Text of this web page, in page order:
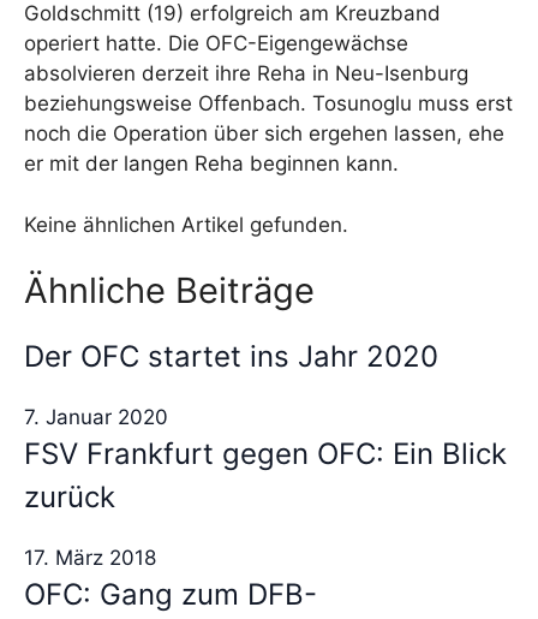
Goldschmitt (19) erfolgreich am Kreuzband
operiert hatte. Die OFC-Eigengewächse
absolvieren derzeit ihre Reha in Neu-Isenburg
beziehungsweise Offenbach. Tosunoglu muss erst
noch die Operation über sich ergehen lassen, ehe
er mit der langen Reha beginnen kann.
Keine ähnlichen Artikel gefunden.
Ähnliche Beiträge
Der OFC startet ins Jahr 2020
7. Januar 2020
FSV Frankfurt gegen OFC: Ein Blick
zurück
17. März 2018
OFC: Gang zum DFB-